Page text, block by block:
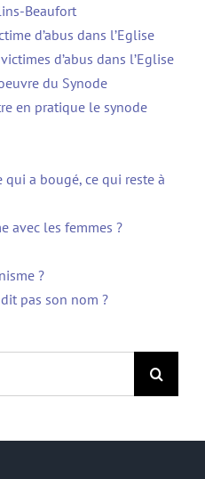
Beaufort
d’abus dans l’Eglise
d’abus dans l’Eglise
du Synode
en pratique le synode
a bougé, ce qui reste à
avec les femmes ?
?
pas son nom ?